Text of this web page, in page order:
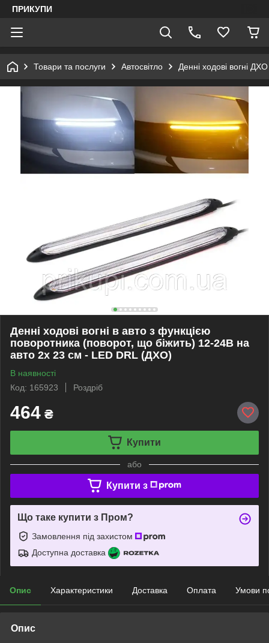
ПРИКУПИ
Товари та послуги Автосвітло Денні ходові вогні
Денні ходові вогні в авто з функцією
поворотника (поворот, що біжить) 12-24В на
авто 2х 23 см - LED DRL (ДХО)
В наявності
Код: 165923
Роздріб
464 ₴
Купити
або
Купити з
Що таке купити з Пром?
Замовлення під захистом
Доступна доставка
Опис Характеристики Доставка Оплата Умови
Опис